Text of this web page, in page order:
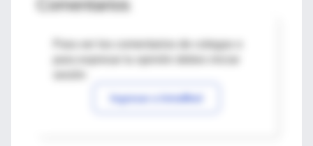
Comentarios
Para ver los comentarios de colegas o
Ingresar a IntraMed